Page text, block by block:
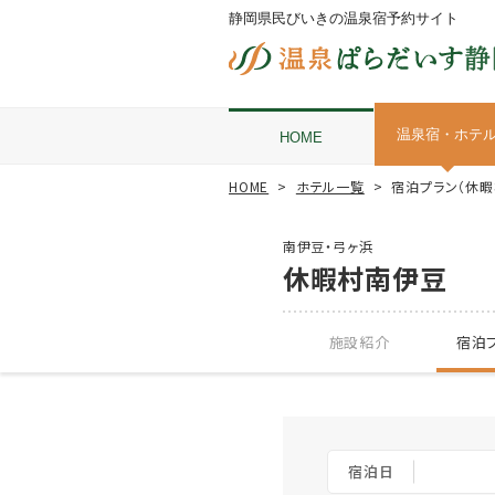
静岡県民びいきの温泉宿予約サイト
HOME 温泉宿・ホテ
HOME ホテル一覧 宿泊プラン（休
南伊豆・弓ヶ浜
休暇村南伊豆
施設紹介 宿泊
宿泊日